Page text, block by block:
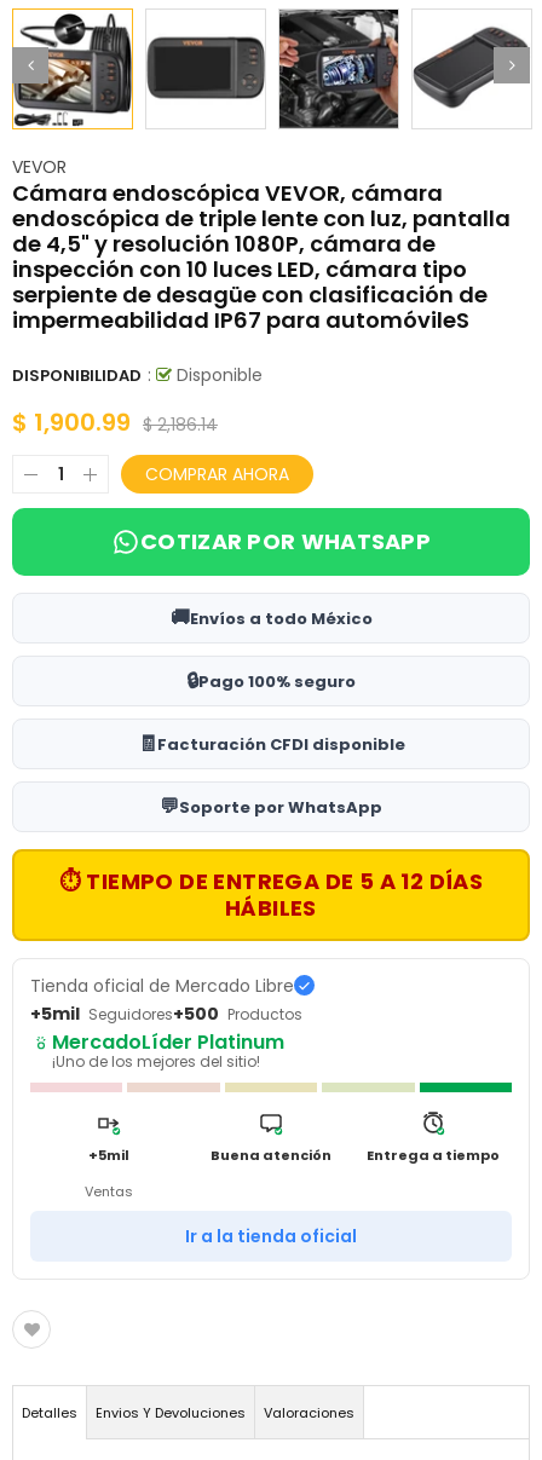
VEVOR
Cámara endoscópica VEVOR, cámara
endoscópica de triple lente con luz, pantalla
de 4,5" y resolución 1080P, cámara de
inspección con 10 luces LED, cámara tipo
serpiente de desagüe con clasificación de
impermeabilidad IP67 para automóvileS
DISPONIBILIDAD : Disponible
$ 1,900.99 $ 2,186.14
COMPRAR AHORA
COTIZAR POR WHATSAPP
🚚Envíos a todo México
🔒Pago 100% seguro
🧾Facturación CFDI disponible
💬Soporte por WhatsApp
⏱ TIEMPO DE ENTREGA DE 5 A 12 DÍAS
HÁBILES
Tienda oficial de Mercado Libre
+5mil Seguidores+500 Productos
MercadoLíder Platinum
¡Uno de los mejores del sitio!
+5mil
Ventas
Buena atención Entrega a tiempo
Ir a la tienda oficial
Detalles Envios Y Devoluciones Valoraciones